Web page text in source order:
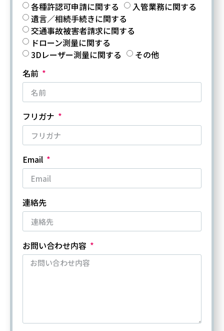
各種許認可申請に関する
入管業務に関する
遺言／相続手続きに関する
交通事故被害者請求に関する
ドローン測量に関する
3Dレーザー測量に関する
その他
名前
フリガナ
Email
連絡先
お問い合わせ内容